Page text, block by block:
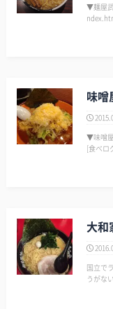
▼麺屋
ndex.html ▼麺屋武蔵 武骨 御徒町店 （めんやむさ
味噌
▼味噌
[食べロ
大和
国立で
うがない